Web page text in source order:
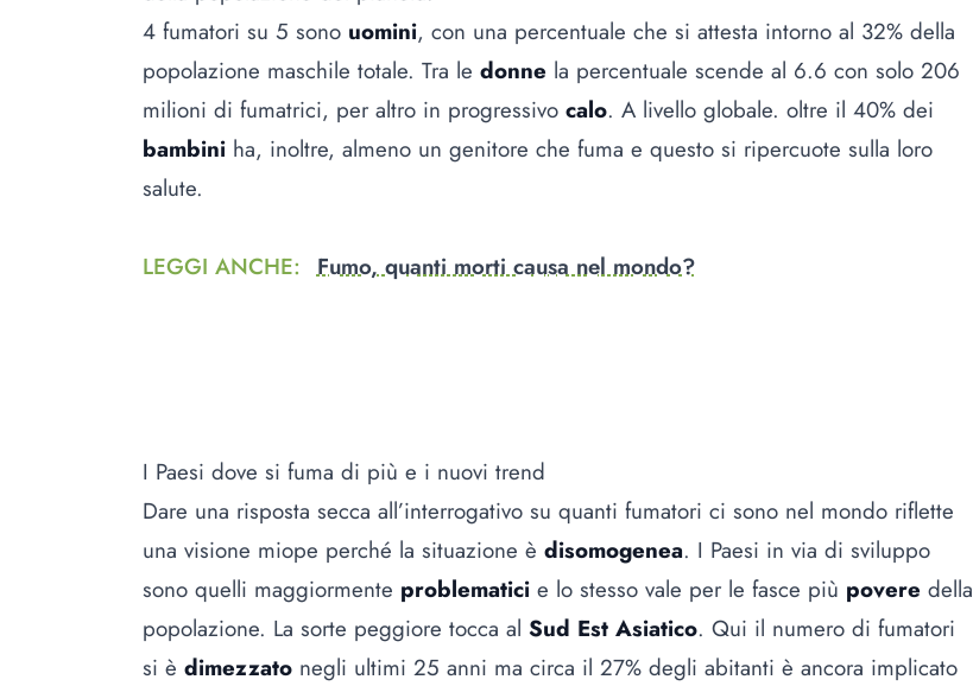
4 fumatori su 5 sono uomini, con una percentuale che si attesta intorno al 32% della
popolazione maschile totale. Tra le donne la percentuale scende al 6.6 con solo 206
milioni di fumatrici, per altro in progressivo calo. A livello globale. oltre il 40% dei
bambini ha, inoltre, almeno un genitore che fuma e questo si ripercuote sulla loro
salute.
LEGGI ANCHE: Fumo, quanti morti causa nel mondo?
I Paesi dove si fuma di più e i nuovi trend
Dare una risposta secca all’interrogativo su quanti fumatori ci sono nel mondo riflette
una visione miope perché la situazione è disomogenea. I Paesi in via di sviluppo
sono quelli maggiormente problematici e lo stesso vale per le fasce più povere della
popolazione. La sorte peggiore tocca al Sud Est Asiatico. Qui il numero di fumatori
si è dimezzato negli ultimi 25 anni ma circa il 27% degli abitanti è ancora implicato